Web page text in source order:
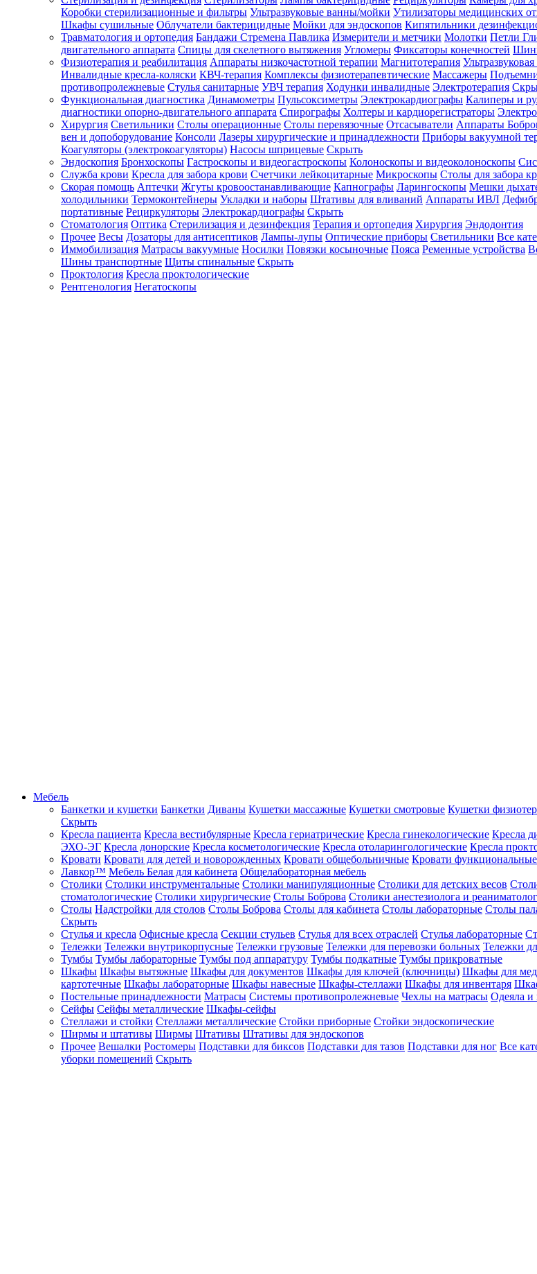
Зарегистрироваться
Зачем
регистрироваться?
Все
покупки
в
одном
месте
Личный
менеджер
Отслеживание
статуса
заказа
Коробки стерилизационные и фильтры Ультразвуковые ванны/мойки Утилизаторы медицинских
Шкафы сушильные Облучатели бактерицидные Мойки для эндоскопов Кипятильники
Травматология и ортопедия Бандажи Стремена Павлика Измерители и метчики Молотки Петли
двигательного аппарата Спицы для скелетного вытяжения Угломеры Фиксаторы конечностей
Физиотерапия и реабилитация Аппараты низкочастотной терапии Магнитотерапия
Инвалидные кресла-коляски КВЧ-терапия Комплексы физиотерапевтические Массажеры
противопролежневые Стулья санитарные УВЧ терапия Ходунки инвалидные Электротерапия
Функциональная диагностика Динамометры Пульсоксиметры Электрокардиографы Калиперы и
диагностики опорно-двигательного аппарата Спирографы Холтеры и кардиорегистраторы
Хирургия Светильники Столы операционные Столы перевязочные Отсасыватели Аппараты
вен и допоборудование Консоли Лазеры хирургические и принадлежности Приборы вакуумной
Коагуляторы (электрокоагуляторы) Насосы шприцевые Скрыть
Эндоскопия Бронхоскопы Гастроскопы и видеогастроскопы Колоноскопы и видеоколоноскопы
Служба крови Кресла для забора крови Счетчики лейкоцитарные Микроскопы Столы для забора
Скорая помощь Аптечки Жгуты кровоостанавливающие Капнографы Ларингоскопы Мешки
холодильники Термоконтейнеры Укладки и наборы Штативы для вливаний Аппараты ИВЛ
портативные Рециркуляторы Электрокардиографы Скрыть
Стоматология Оптика Стерилизация и дезинфекция Терапия и ортопедия Хирургия Эндодонтия
Прочее Весы Дозаторы для антисептиков Лампы-лупы Оптические приборы Светильники Все
Иммобилизация Матрасы вакуумные Носилки Повязки косыночные Пояса Ременные устройства
Шины транспортные Щиты спинальные Скрыть
Проктология Кресла проктологические
Рентгенология Негатоскопы
Мебель
Банкетки и кушетки Банкетки Диваны Кушетки массажные Кушетки смотровые Кушетки
Скрыть
Кресла пациента Кресла вестибулярные Кресла гериатрические Кресла гинекологические Кресла
ЭХО-ЭГ Кресла донорские Кресла косметологические Кресла отоларингологические Кресла
Кровати Кровати для детей и новорожденных Кровати общебольничные Кровати функциональные
Лавкор™ Мебель Белая для кабинета Общелабораторная мебель
Столики Столики инструментальные Столики манипуляционные Столики для детских весов
стоматологические Столики хирургические Столы Боброва Столики анестезиолога и
Столы Надстройки для столов Столы Боброва Столы для кабинета Столы лабораторные Столы
Скрыть
Стулья и кресла Офисные кресла Секции стульев Стулья для всех отраслей Стулья лабораторные
Тележки Тележки внутрикорпусные Тележки грузовые Тележки для перевозки больных Тележки
Тумбы Тумбы лабораторные Тумбы под аппаратуру Тумбы подкатные Тумбы прикроватные
Шкафы Шкафы вытяжные Шкафы для документов Шкафы для ключей (ключницы) Шкафы для
картотечные Шкафы лабораторные Шкафы навесные Шкафы-стеллажи Шкафы для инвентаря
Постельные принадлежности Матрасы Системы противопролежневые Чехлы на матрасы Одеяла и
Сейфы Сейфы металлические Шкафы-сейфы
Стеллажи и стойки Стеллажи металлические Стойки приборные Стойки эндоскопические
Ширмы и штативы Ширмы Штативы Штативы для эндоскопов
Прочее Вешалки Ростомеры Подставки для биксов Подставки для тазов Подставки для ног Все
уборки помещений Скрыть